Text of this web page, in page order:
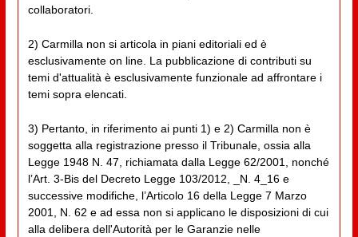
collaboratori.
2) Carmilla non si articola in piani editoriali ed è
esclusivamente on line. La pubblicazione di contributi su
temi d'attualità è esclusivamente funzionale ad affrontare i
temi sopra elencati.
3) Pertanto, in riferimento ai punti 1) e 2) Carmilla non è
soggetta alla registrazione presso il Tribunale, ossia alla
Legge 1948 N. 47, richiamata dalla Legge 62/2001, nonché
l’Art. 3-Bis del Decreto Legge 103/2012, _N. 4_16 e
successive modifiche, l’Articolo 16 della Legge 7 Marzo
2001, N. 62 e ad essa non si applicano le disposizioni di cui
alla delibera dell'Autorità per le Garanzie nelle